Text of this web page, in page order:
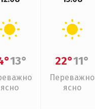
13°
ясно
22°11°
Переважно
ясно